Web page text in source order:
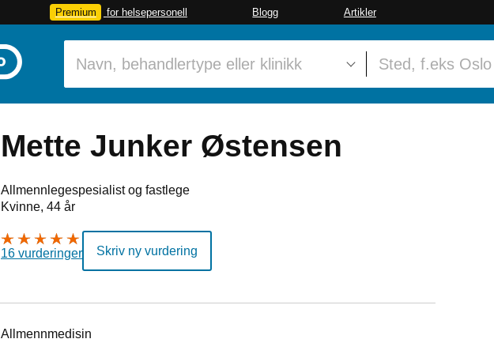
Premium for helsepersonell Blogg Artikler
Mette Junker Østensen
Allmennlegespesialist og fastlege
Kvinne, 44 år
16 vurderinger Skriv ny vurdering
Allmennmedisin